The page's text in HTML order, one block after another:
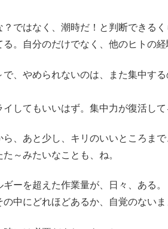
ではなく、潮時だ！と判断できるく
。自分のだけでなく、他のヒトの経
、やめられないのは、また集中する
してもいいはず。集中力が復活して
、あと少し、キリのいいところまで
～みたいなことも、ね。
ーを超えた作業量が、日々、ある。
中にどれほどあるか、自覚のないま